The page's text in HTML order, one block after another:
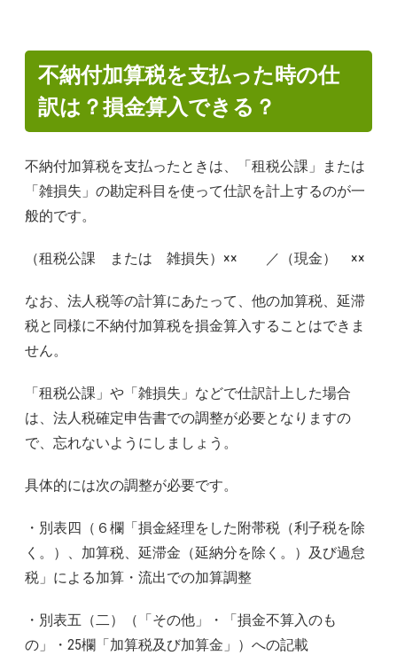
不納付加算税を支払った時の仕
訳は？損金算入できる？
不納付加算税を支払ったときは、「租税公課」または
「雑損失」の勘定科目を使って仕訳を計上するのが一
般的です。
（租税公課 または 雑損失）×× ／（現金） ××
なお、法人税等の計算にあたって、他の加算税、延滞
税と同様に不納付加算税を損金算入することはできま
せん。
「租税公課」や「雑損失」などで仕訳計上した場合
は、法人税確定申告書での調整が必要となりますの
で、忘れないようにしましょう。
具体的には次の調整が必要です。
・別表四（６欄「損金経理をした附帯税（利子税を除
く。）、加算税、延滞金（延納分を除く。）及び過怠
税」による加算・流出での加算調整
・別表五（二）（「その他」・「損金不算入のも
の」・25欄「加算税及び加算金」）への記載